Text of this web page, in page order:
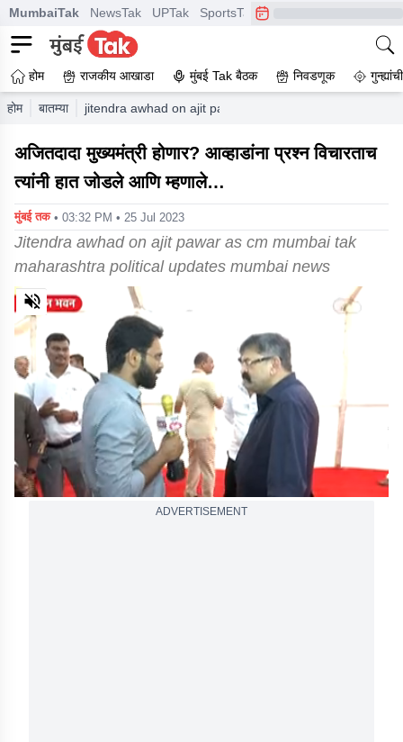
MumbaiTak NewsTak UPTak SportsTak CrimeTak
होम राजकीय आखाडा मुंबई Tak बैठक निवडणूक
होम बातम्या jitendra awhad on ajit pawar as cm mumbai tak
अजितदादा मुख्यमंत्री होणार? आव्हाडांना प्रश्न विचारताच
त्यांनी हात जोडले आणि म्हणाले…
मुंबई तक • 03:32 PM • 25 Jul 2023
Jitendra awhad on ajit pawar as cm mumbai tak
maharashtra political updates mumbai news
0
of
1
minute,
seconds
ADVERTISEMENT